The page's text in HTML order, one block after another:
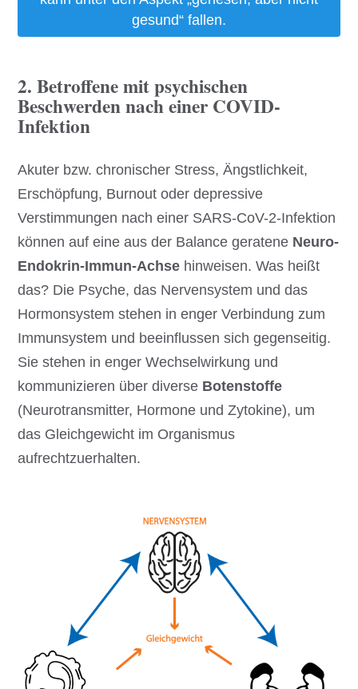
gesund“ fallen.
2. Betroffene mit psychischen
Beschwerden nach einer COVID-
Infektion
Akuter bzw. chronischer Stress, Ängstlichkeit,
Erschöpfung, Burnout oder depressive
Verstimmungen nach einer SARS-CoV-2-Infektion
können auf eine aus der Balance geratene Neuro-
Endokrin-Immun-Achse hinweisen. Was heißt
das? Die Psyche, das Nervensystem und das
Hormonsystem stehen in enger Verbindung zum
Immunsystem und beeinflussen sich gegenseitig.
Sie stehen in enger Wechselwirkung und
kommunizieren über diverse Botenstoffe
(Neurotransmitter, Hormone und Zytokine), um
das Gleichgewicht im Organismus
aufrechtzuerhalten.